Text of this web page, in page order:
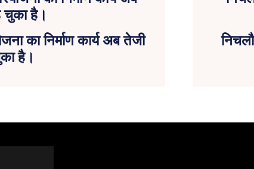
का निर्माण कार्य अब तेजी
है।